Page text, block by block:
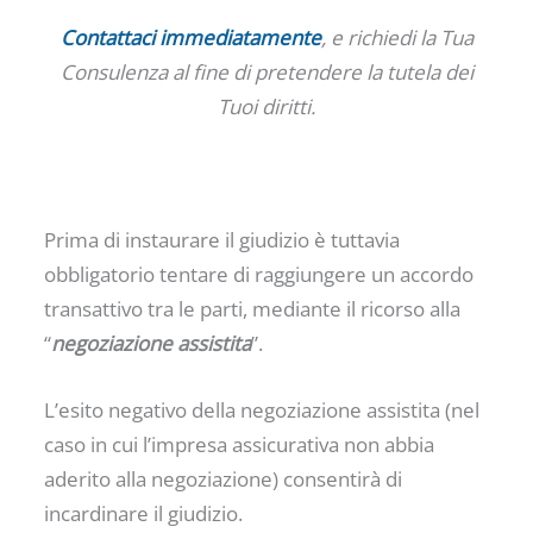
Contattaci immediatamente, e richiedi la Tua
Consulenza al fine di pretendere la tutela dei
Tuoi diritti.
Prima di instaurare il giudizio è tuttavia
obbligatorio tentare di raggiungere un accordo
transattivo tra le parti, mediante il ricorso alla
“negoziazione assistita”.
L’esito negativo della negoziazione assistita (nel
caso in cui l’impresa assicurativa non abbia
aderito alla negoziazione) consentirà di
incardinare il giudizio.